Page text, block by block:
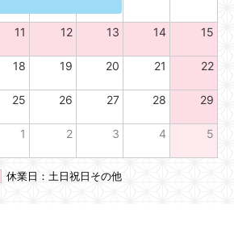
11 12 13 14 15
18 19 20 21 22
25 26 27 28 29
1 2 3 4 5
休業日：土日祝日その他